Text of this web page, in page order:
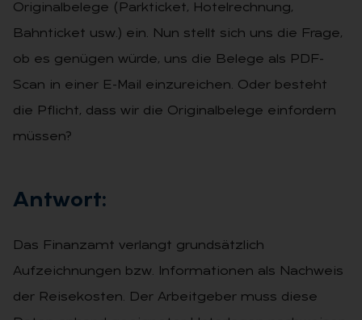
Originalbelege (Parkticket, Hotelrechnung,
Bahnticket usw.) ein. Nun stellt sich uns die Frage,
ob es genügen würde, uns die Belege als PDF-
Scan in einer E-Mail einzureichen. Oder besteht
die Pflicht, dass wir die Originalbelege einfordern
müssen?
Ant­wort:
Das Finanzamt verlangt grundsätzlich
Aufzeichnungen bzw. Informationen als Nachweis
der Reisekosten. Der Arbeitgeber muss diese